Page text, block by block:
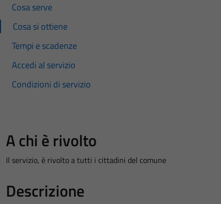
Cosa serve
Cosa si ottiene
Tempi e scadenze
Accedi al servizio
Condizioni di servizio
A chi è rivolto
Il servizio, è rivolto a tutti i cittadini del comune
Descrizione